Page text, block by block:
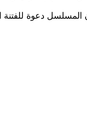
المسلسل دعوة